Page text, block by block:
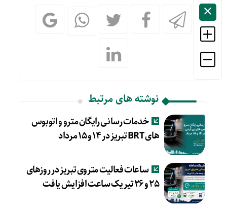
نوشته های مرتبط
خدمات رسانی رایگان مترو و اتوبوس
های BRT تبریز در ۱۴ و ۱۵ مرداد
ساعات فعالیت متروی تبریز در روزهای
۲۵ و ۲۶ تیر یک ساعت افزایش یافت